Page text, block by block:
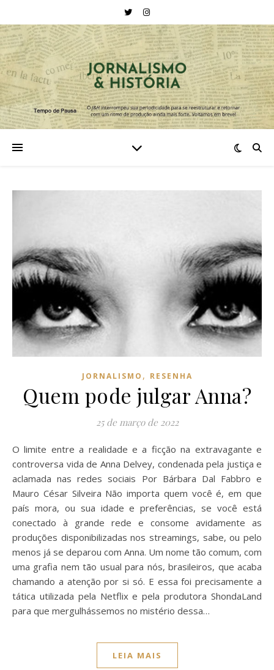
JORNALISMO , RESENHA
Quem pode julgar Anna?
25 de março de 2022
O limite entre a realidade e a ficção na extravagante e
controversa vida de Anna Delvey, condenada pela justiça e
aclamada nas redes sociais Por Bárbara Dal Fabbro e
Mauro César Silveira Não importa quem você é, em que
país mora, ou sua idade e preferências, se você está
conectado à grande rede e consome avidamente as
produções disponibilizadas nos streamings, sabe, ou pelo
menos já se deparou com Anna. Um nome tão comum, com
uma grafia nem tão usual para nós, brasileiros, que acaba
chamando a atenção por si só. E essa foi precisamente a
tática utilizada pela Netflix e pela produtora ShondaLand
para que mergulhássemos no mistério dessa…
LEIA MAIS